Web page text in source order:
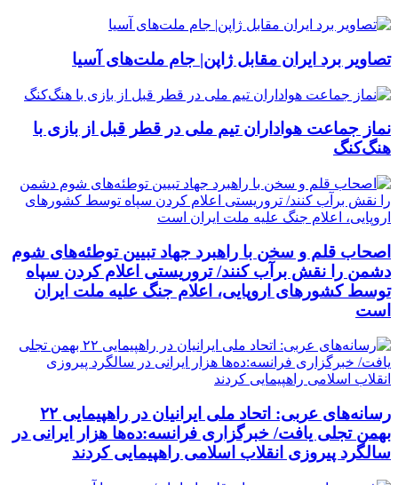
تصاویر برد ایران مقابل ژاپن| جام ملت‌های آسیا
نماز جماعت هواداران تیم ملی در قطر قبل از بازی با
هنگ‌کنگ
اصحاب قلم و سخن با راهبرد جهاد تبیین توطئه‌های شوم
دشمن را نقش برآب کنند/ تروریستی اعلام کردن سپاه
توسط کشورهای اروپایی، اعلام جنگ علیه ملت ایران
است
رسانه‌های عربی: اتحاد ملی ایرانیان در راهپیمایی ۲۲
بهمن تجلی یافت/ خبرگزاری فرانسه:ده‌ها هزار ایرانی در
سالگرد پیروزی انقلاب اسلامی راهپیمایی کردند